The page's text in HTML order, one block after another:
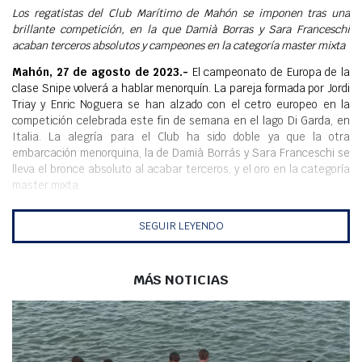
Los regatistas del Club Marítimo de Mahón se imponen tras una
brillante competición, en la que Damià Borras y Sara Franceschi
acaban terceros absolutos y campeones en la categoría master mixta
Mahón, 27 de agosto de 2023.- El campeonato de Europa de la
clase Snipe volverá a hablar menorquín. La pareja formada por Jordi
Triay y Enric Noguera se han alzado con el cetro europeo en la
competición celebrada este fin de semana en el lago Di Garda, en
Italia. La alegría para el Club ha sido doble ya que la otra
embarcación menorquina, la de Damià Borrás y Sara Franceschi se
lleva el bronce absoluto al acabar terceros, y el oro en la categoría
master mixta.
Hasido una competición dura, marcada en algunos momentos por la
falta de viento, lo que ha propiciado que, por ejemplo, la última
jornada de competición, la del domingo, se anulase. Triay y Noguera
puntos, en los que han logrado una victoria y un segundo puesto
remontada en la jornada del sábado, certificando el domingo el que
es el segundo título europeo para Triay, tras el logrado en 2021,
además de la victoria en modalidad juvenil, en 2008, igual que Enric
Noguera en 2016, un Noguera que en 2022 se proclamó campeón
SEGUIR LEYENDO
MÁS NOTICIAS